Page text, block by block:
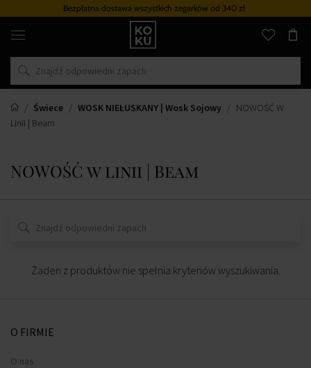
Bezpłatna dostawa wszystkich zegarkówod 340 zł
Oryginalne
perfumy
zegarki
w
miejscu
Świece
WOSK NIEŁUSKANY | Wosk Sojowy
NOWOŚĆ W
Linii | Beam
NOWOŚĆ w linii | Beam
Żaden z produktów nie spełnia kryteriów wyszukiwania.
O FIRMIE
O nas